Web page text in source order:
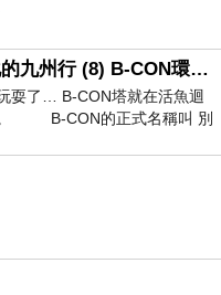
計畫趕不上變化的九州行 (8) B-CON環球塔
耍了… B-CON塔就在活魚迴
。 B-CON的正式名稱叫 別